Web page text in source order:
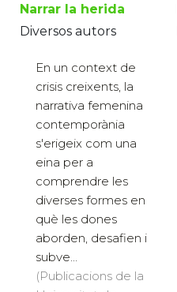
Narrar la herida
Diversos autors
En un context de
crisis creixents, la
narrativa femenina
contemporània
s'erigeix com una
eina per a
comprendre les
diverses formes en
què les dones
aborden, desafien i
subve...
(Publicacions de la